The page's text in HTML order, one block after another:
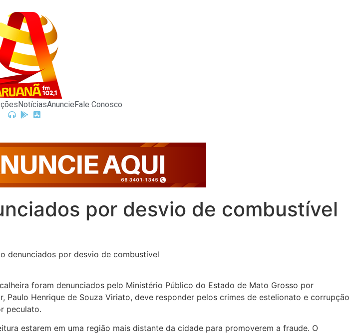
NotíciasAnuncieFale Conosco
por desvio de combustível
foram denunciados pelo Ministério Público do Estado de Mato Grosso por
Henrique de Souza Viriato, deve responder pelos crimes de estelionato e corrupção
peculato.
estarem em uma região mais distante da cidade para promoverem a fraude. O